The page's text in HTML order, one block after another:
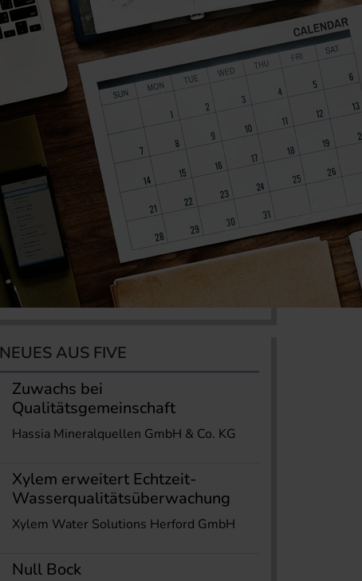
NEUES AUS FIVE
Zuwachs bei
Qualitätsgemeinschaft
Hassia Mineralquellen GmbH & Co. KG
Xylem erweitert Echtzeit-
Wasserqualitätsüberwachung
Xylem Water Solutions Herford GmbH
Null Bock